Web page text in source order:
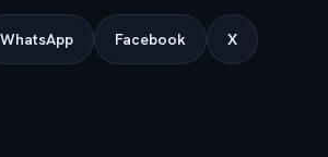
WhatsApp Facebook X